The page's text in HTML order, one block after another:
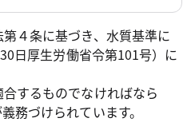
４条に基づき、水質基準に
日厚生労働省令第101号）に
するものでなければなら
務づけられています。